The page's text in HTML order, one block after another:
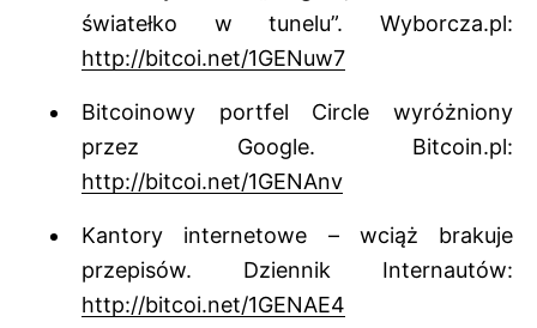
światełko w tunelu”. Wyborcza.pl:
http://bitcoi.net/1GENuw7
Bitcoinowy portfel Circle wyróżniony
przez Google. Bitcoin.pl:
http://bitcoi.net/1GENAnv
Kantory internetowe – wciąż brakuje
przepisów. Dziennik Internautów:
http://bitcoi.net/1GENAE4